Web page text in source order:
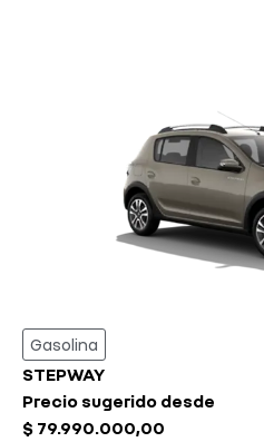
Gasolina
STEPWAY
Precio sugerido desde
$ 79.990.000,00